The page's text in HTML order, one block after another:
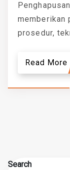
memberikan
prosedur,
Read More
Search